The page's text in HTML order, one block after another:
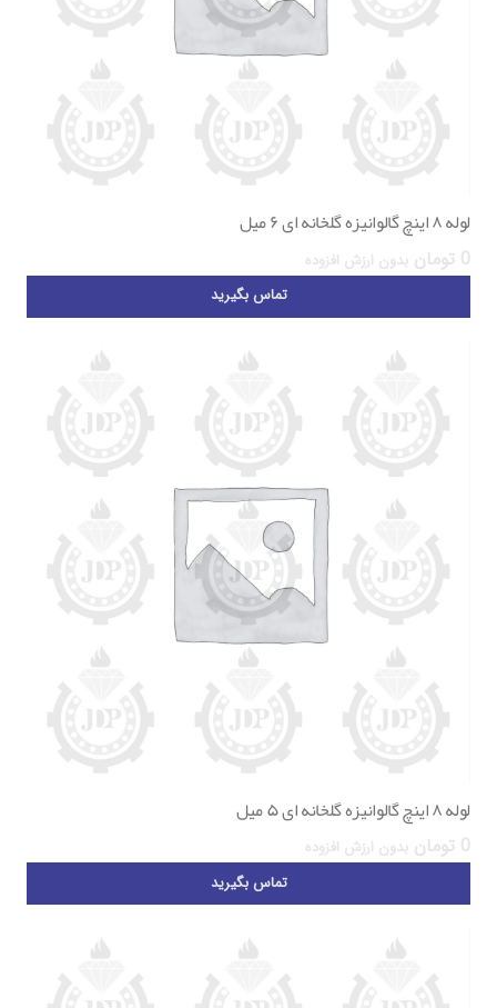
لوله ۸ اینچ گالوانیزه گلخانه ای ۶ میل
0 تومان بدون ارزش افزوده
تماس بگیرید
لوله ۸ اینچ گالوانیزه گلخانه ای ۵ میل
0 تومان بدون ارزش افزوده
تماس بگیرید